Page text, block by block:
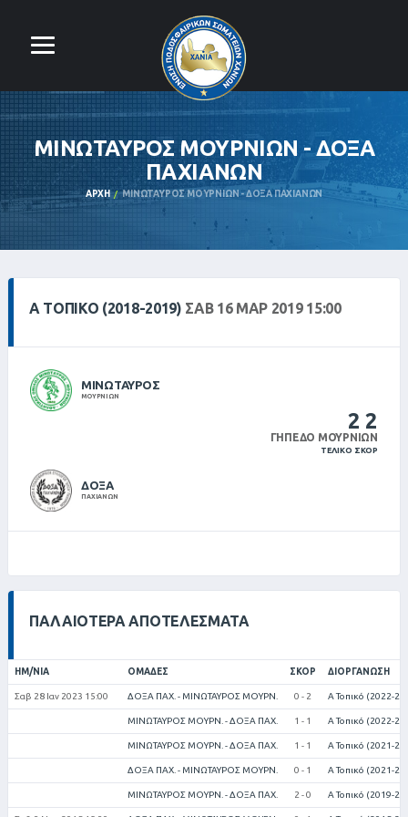
ΜΙΝΩΤΑΥΡΟΣ ΜΟΥΡΝΙΩΝ - ΔΟΞΑ
ΠΑΧΙΑΝΩΝ
ΑΡΧΉ ΜΙΝΩΤΑΥΡΟΣ ΜΟΥΡΝΙΩΝ - ΔΟΞΑ ΠΑΧΙΑΝΩΝ
Α ΤΟΠΙΚΌ (2018-2019) ΣΑΒ 16 ΜΑΡ 2019 15:00
ΜΙΝΩΤΑΥΡΟΣ
ΜΟΥΡΝΙΩΝ
22
ΓΉΠΕΔΟ ΜΟΥΡΝΙΏΝ
ΤΕΛΙΚΌ ΣΚΟΡ
ΔΟΞΑ
ΠΑΧΙΑΝΩΝ
ΠΑΛΑΙΌΤΕΡΑ ΑΠΟΤΕΛΈΣΜΑΤΑ
ΗΜ/ΝΊΑ ΟΜΆΔΕΣ ΣΚΟΡ ΔΙΟΡΓΆΝΩΣΗ
Σαβ 28 Ιαν 2023 15:00 ΔΟΞΑ ΠΑΧ. - ΜΙΝΩΤΑΥΡΟΣ ΜΟΥΡΝ. 0 - 2 Α Τοπικό (2022-
ΜΙΝΩΤΑΥΡΟΣ ΜΟΥΡΝ. - ΔΟΞΑ ΠΑΧ. 1 - 1 Α Τοπικό (2022-
ΜΙΝΩΤΑΥΡΟΣ ΜΟΥΡΝ. - ΔΟΞΑ ΠΑΧ. 1 - 1 Α Τοπικό (2021-
ΔΟΞΑ ΠΑΧ. - ΜΙΝΩΤΑΥΡΟΣ ΜΟΥΡΝ. 0 - 1 Α Τοπικό (2021-
ΜΙΝΩΤΑΥΡΟΣ ΜΟΥΡΝ. - ΔΟΞΑ ΠΑΧ. 2 - 0 Α Τοπικό (2019-